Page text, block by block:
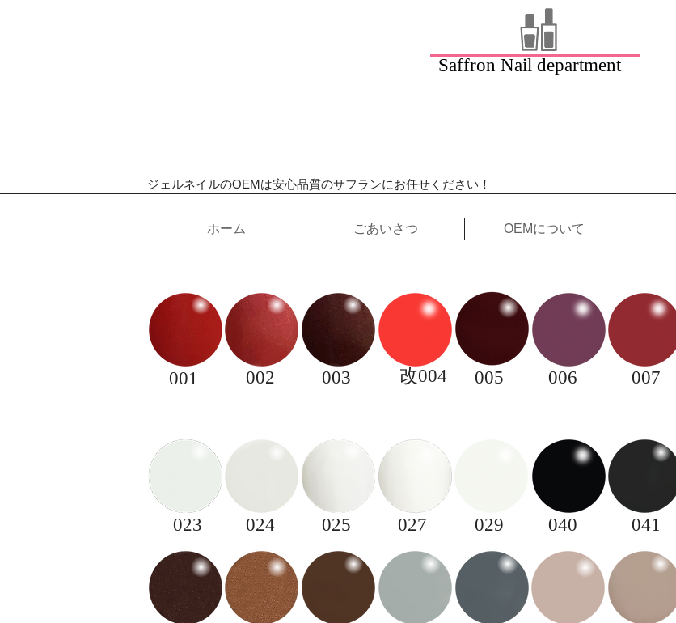
Saffron Nail department
ジェルネイルのOEMは安心品質のサフランにお任せください！
ホーム ごあいさつ OEMについて
001 002 003 ​改004 ​005 006 007
023 024 025 027 029 040 041